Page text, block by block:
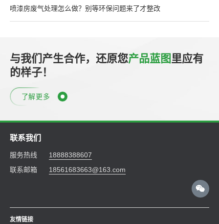
喷漆房废气处理怎么做？别等环保问题来了才整改
与我们产生合作，还原您产品蓝图里应有
的样子！
了解更多
联系我们
服务热线
18888388607
联系邮箱
18561683663@163.com
友情链接